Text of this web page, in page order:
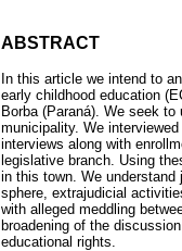
ABSTRACT
In this article we intend to
early childhood education
Borba (Paraná). We seek
municipality. We
interviews along with
legislative branch. Using
in this town. We
sphere, extrajudicial
with alleged meddling
broadening of the
educational rights.